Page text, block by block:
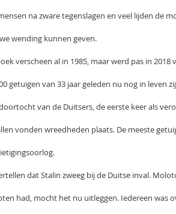
na zware tegenslagen en veel lijden de
wending kunnen geven.
verscheen al in 1985, maar werd pas in
getuigen van 33 jaar geleden nu nog in leven
van de Duitsers, de eerste keer als
vonden wreedheden plaats. De meeste
dat Stalin zweeg bij de Duitse inval.
had, mocht het nu uitleggen. Iedereen was